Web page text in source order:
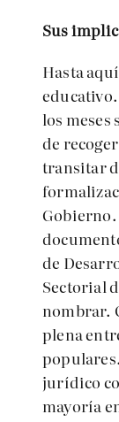
Sus
Hasta
los meses
de
transitar
de
Sectorial
nombrar.
plena
jurídico
mayoría